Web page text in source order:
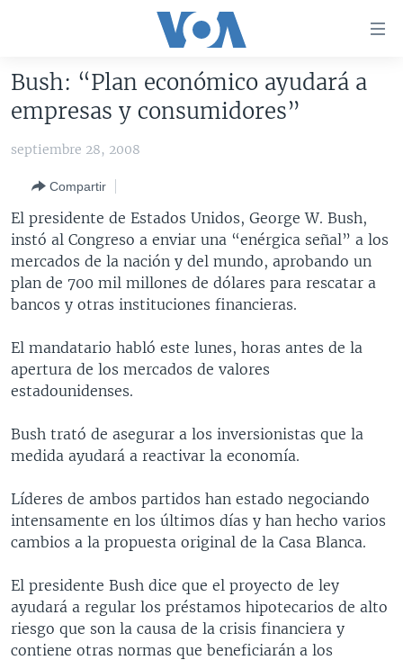
accesibilidad
contenido
principal
Salte
navegador
principal
Salte
búsqueda
AMÉRICA DEL NORTE
EEUU
HAITÍ
ELECCIONES EEUU 2024
ELECCIONES EEUU
VOTO DIVIDIDO
VOA VERIFICA
VOA VERIFICA UCRANIA/RUSIA
VOA VERIFICA INMIGRACIÓN
VOA VERIFICA AMÉRICA LATINA
AMÉRICA LATINA
ARGENTINA
BOLIVIA
COLOMBIA
PERÚ
ECUADOR
BRASIL
CHINA EN AMÉRICA LATINA
CENTROAMÉRICA
COSTA RICA
GUATEMALA
HONDURAS
OTRAS SECCIONES
LIBERTAD DE PRENSA
MUNDO
ENTRETENIMIENTO Y CULTURA
DEPORTES
CIENCIA Y SALUD
LIBERTAD DE PRENSA
UCRANIA
VIDEOS
AUDIOS
PROGRAMAS TV
FORO INTERAMERICANO
VISIÓN 360
LAS CLAVES
PANORAMA
AVANCE INFORMATIVO
AUDIONOTICIAS
BUENOS DÍAS AMÉRICA
ESTADOS UNIDOS AL DÍA
EL MUNDO AL DÍA [RADIO]
DIRECT
DOCUMENTALES DE LA VOA
Learning English
SÍGANOS
Bush: “Plan económico ayudará a
empresas y consumidores”
septiembre 28, 2008
Compartir
El presidente de Estados Unidos, George W. Bush,
instó al Congreso a enviar una “enérgica señal” a los
mercados de la nación y del mundo, aprobando un
plan de 700 mil millones de dólares para rescatar a
bancos y otras instituciones financieras.
El mandatario habló este lunes, horas antes de la
apertura de los mercados de valores
estadounidenses.
Bush trató de asegurar a los inversionistas que la
medida ayudará a reactivar la economía.
Líderes de ambos partidos han estado negociando
intensamente en los últimos días y han hecho varios
cambios a la propuesta original de la Casa Blanca.
El presidente Bush dice que el proyecto de ley
ayudará a regular los préstamos hipotecarios de alto
riesgo que son la causa de la crisis financiera y
contiene otras normas que beneficiarán a los